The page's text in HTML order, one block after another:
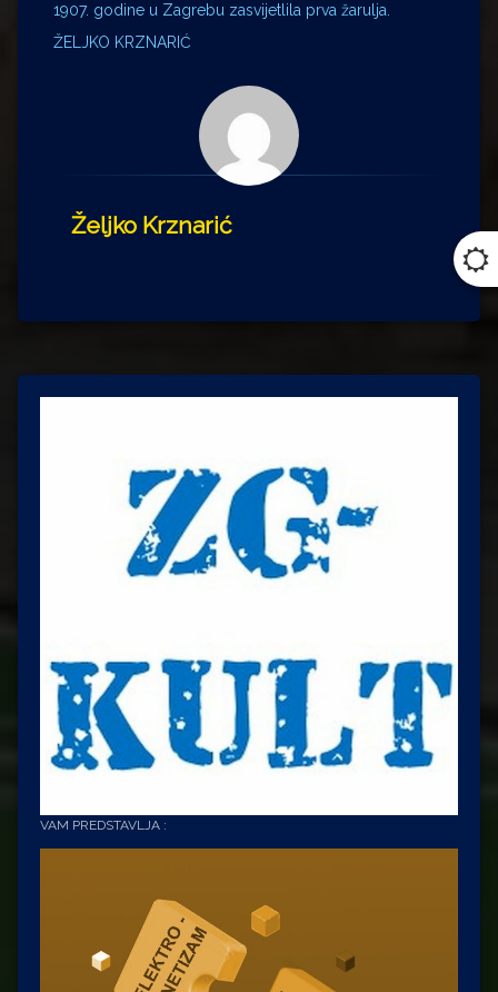
1907. godine u Zagrebu zasvijetlila prva žarulja.
ŽELJKO KRZNARIĆ
Željko Krznarić
VAM PREDSTAVLJA :